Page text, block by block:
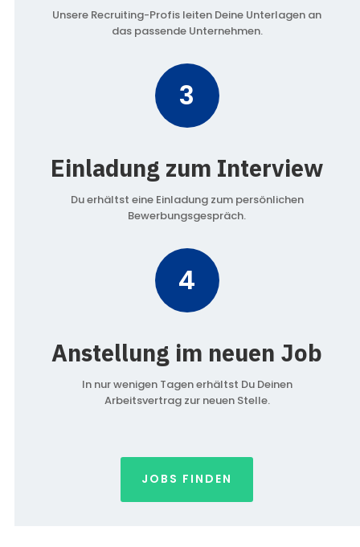
Unsere Recruiting-Profis leiten Deine Unterlagen an
das passende Unternehmen.
3
Einladung zum Interview
Du erhältst eine Einladung zum persönlichen
Bewerbungsgespräch.
4
Anstellung im neuen Job
In nur wenigen Tagen erhältst Du Deinen
Arbeitsvertrag zur neuen Stelle.
JOBS FINDEN